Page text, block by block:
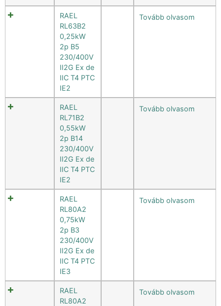
RAEL
RL63B2
0,25kW
2p B5
230/400V
II2G Ex de
IIC T4 PTC
IE2
Tovább olvasom
RAEL
RL71B2
0,55kW
2p B14
230/400V
II2G Ex de
IIC T4 PTC
IE2
Tovább olvasom
RAEL
RL80A2
0,75kW
2p B3
230/400V
II2G Ex de
IIC T4 PTC
IE3
Tovább olvasom
RAEL
RL80A2
Tovább olvasom